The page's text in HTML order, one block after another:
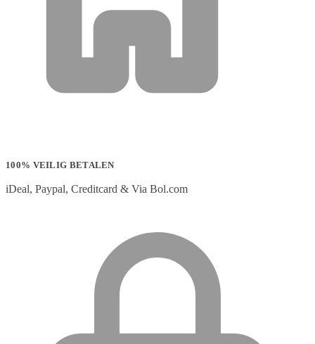
100% VEILIG BETALEN
iDeal, Paypal, Creditcard & Via Bol.com